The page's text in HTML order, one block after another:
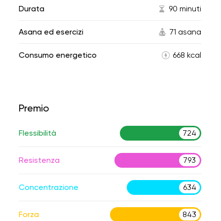
Durata 90 minuti
Asana ed esercizi 71 asana
Consumo energetico 668 kcal
Premio
Flessibilità 724
Resistenza 793
Concentrazione 634
Forza 843